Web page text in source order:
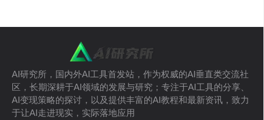
AI研究所，国内外AI工具首发站，作为权威的AI垂直类交流社
区，长期深耕于AI领域的发展与研究；专注于AI工具的分享、
AI变现策略的探讨，以及提供丰富的AI教程和最新资讯，致力
于让AI走进现实，实际落地应用